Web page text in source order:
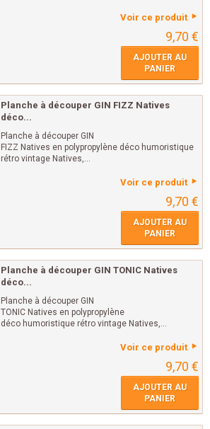
Voir ce produit
9,70 €
AJOUTER AU
PANIER
Planche à découper GIN FIZZ Natives
déco...
Planche à découper GIN
FIZZ Natives en polypropylène déco humoristique
rétro vintage Natives,...
Voir ce produit
9,70 €
AJOUTER AU
PANIER
Planche à découper GIN TONIC Natives
déco...
Planche à découper GIN
TONIC Natives en polypropylène
déco humoristique rétro vintage Natives,...
Voir ce produit
9,70 €
AJOUTER AU
PANIER